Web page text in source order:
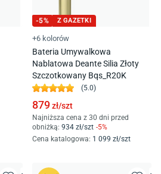
-5% Z GAZETKI
+6 kolorów
Bateria Umywalkowa
Nablatowa Deante Silia Złoty
Szczotkowany Bqs_R20K
(5.0)
879zł/szt
Najniższa cena z 30 dni przed
obniżką: 934 zł/szt -5%
Cena katalogowa: 1 099 zł/szt